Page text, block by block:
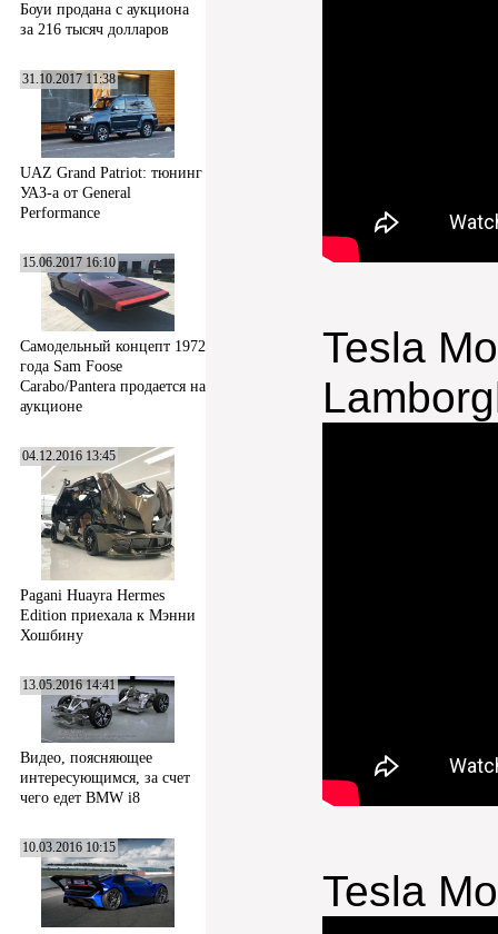
Боуи продана с аукциона
за 216 тысяч долларов
31.10.2017 11:38
UAZ Grand Patriot: тюнинг
УАЗ-а от General
Performance
15.06.2017 16:10
Самодельный концепт 1972
года Sam Foose
Carabo/Pantera продается на
аукционе
04.12.2016 13:45
Pagani Huayra Hermes
Edition приехала к Мэнни
Хошбину
13.05.2016 14:41
Видео, поясняющее
интересующимся, за счет
чего едет BMW i8
10.03.2016 10:15
Tesla
Tesla